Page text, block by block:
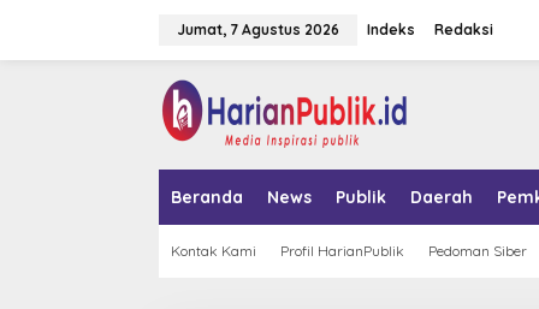
Jumat, 7 Agustus 2026 Indeks Redaksi
Beranda News Publik Daerah
Kontak Kami Profil HarianPublik Pedoman Siber